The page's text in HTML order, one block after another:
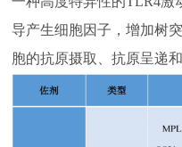
导产生细胞因子，增加树
胞的抗原摄取、抗原呈递